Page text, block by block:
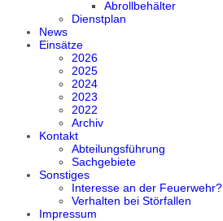
Abrollbehälter
Dienstplan
News
Einsätze
2026
2025
2024
2023
2022
Archiv
Kontakt
Abteilungsführung
Sachgebiete
Sonstiges
Interesse an der Feuerwehr?
Verhalten bei Störfallen
Impressum